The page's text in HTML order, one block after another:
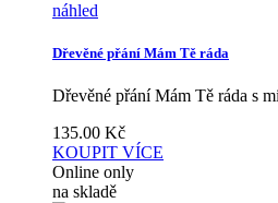
náhled
Dřevěné přání Mám Tě ráda
Dřevěné přání Mám Tě ráda s
135.00 Kč
KOUPIT VÍCE
Online only
na skladě